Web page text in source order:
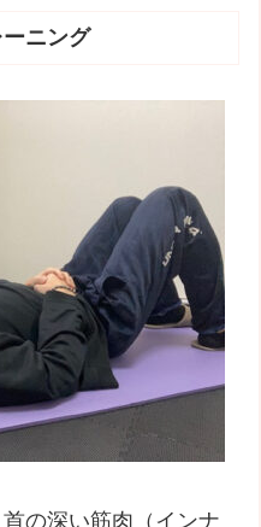
ニング
の深い筋肉（インナ